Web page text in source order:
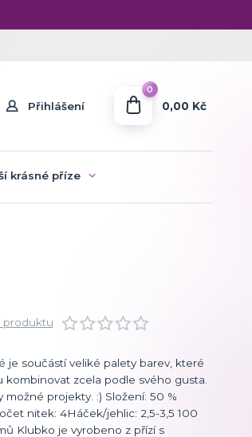
Přihlášení
0
0,00 Kč
krásné příze
produktu
je součástí veliké palety barev, které
kombinovat zcela podle svého gusta.
projekty. :) Složení: 50 %
nitek: 4Háček/jehlic: 2,5-3,5 100
Klubko je vyrobeno z přízí s